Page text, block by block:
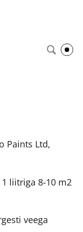
Paints Ltd,
liitriga 8-10 m2
veega